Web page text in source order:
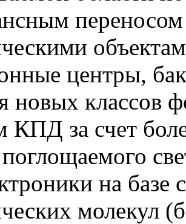
центры,
новых классов
КПД за счет
на базе
молекул